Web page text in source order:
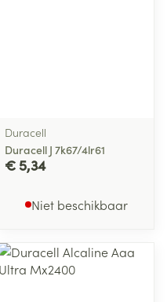
Duracell
Duracell J 7k67/4lr61
€ 5,34
Niet beschikbaar